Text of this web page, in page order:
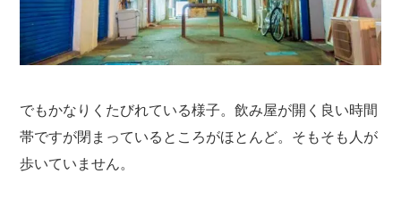
でもかなりくたびれている様子。飲み屋が開く良い時間
帯ですが閉まっているところがほとんど。そもそも人が
歩いていません。